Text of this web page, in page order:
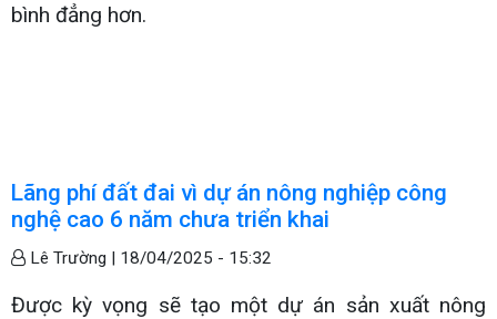
bình đẳng hơn.
Lãng phí đất đai vì dự án nông nghiệp công
nghệ cao 6 năm chưa triển khai
Lê Trường | 18/04/2025 - 15:32
Được kỳ vọng sẽ tạo một dự án sản xuất nông